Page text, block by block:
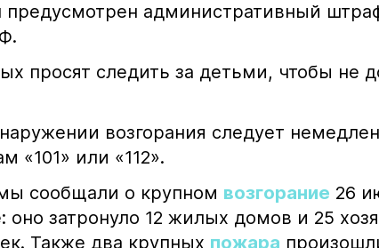
предусмотрен административный
просят следить за детьми, чтобы не
возгорания следует
«101» или «112».
сообщали о крупном возгорание 26
оно затронуло 12 жилых домов и 25
Также два крупных пожара